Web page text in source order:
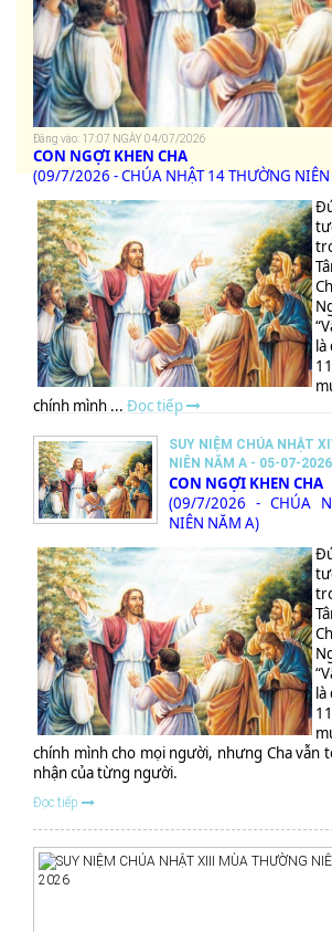
Đăng vào: 17:07 NGÀY 04/07/2026
CON NGỢI KHEN CHA
(09/7/2026 - CHÚA NHẬT 14 THƯỜNG
là
chính mình ... Đọc tiếp
SUY NIỆM CHÚA NHẬT
NIÊN NĂM A - 05-07-2026
CON NGỢI KHEN CHA
(09/7/2026 - CHÚA
NIÊN NĂM A)
là
chính mình cho mọi người, nhưng Cha vẫn
nhận của từng người.
Đọc tiếp